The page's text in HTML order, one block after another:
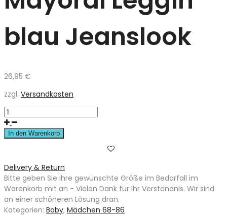
blau Jeanslook
26,95 €
zzgl. Versandkosten
In den Warenkorb
Delivery & Return
Bitte geben Sie ihre gewünschte Größe im Bedarfall im
Warenkorb mit an - Vielen Dank für Ihr Verständnis. Wir sind
an einer schöneren Lösung dran.
Kategorien: Baby, Mädchen 68-86